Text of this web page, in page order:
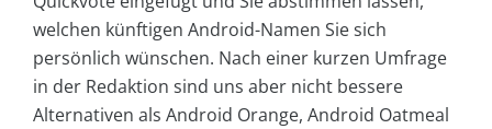
welchen künftigen Android-Namen Sie sich
persönlich wünschen. Nach einer kurzen Umfrage
in der Redaktion sind uns aber nicht bessere
Alternativen als Android Orange, Android Oatmeal